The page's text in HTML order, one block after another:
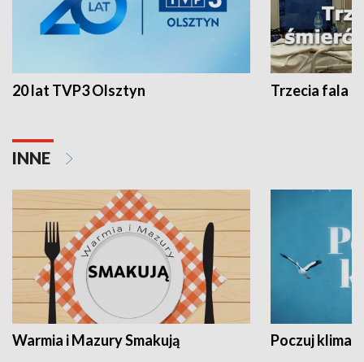
20 lat TVP3 Olsztyn Trzecia fala -
INNE
Warmia i Mazury Smakują Poczuj klimat